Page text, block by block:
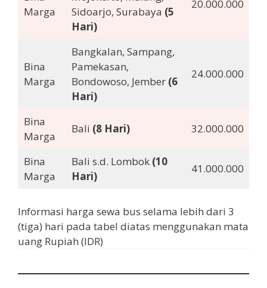
Marga
Sidoarjo, Surabaya (5
Hari)
20.000.000
Bina
Marga
Bangkalan, Sampang,
Pamekasan,
Bondowoso, Jember (6
Hari)
24.000.000
Bina
Marga
Bali (8 Hari) 32.000.000
Bina
Marga
Bali s.d. Lombok (10
Hari)
41.000.000
Informasi harga sewa bus selama lebih dari 3
(tiga) hari pada tabel diatas menggunakan mata
uang Rupiah (IDR)